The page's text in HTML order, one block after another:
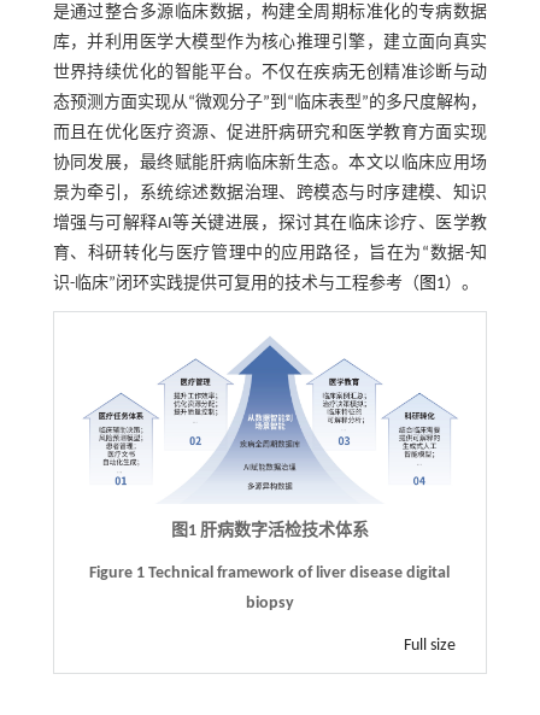
是通过整合多源临床数据，构建全周期标准化的专病数据
库，并利用医学大模型作为核心推理引擎，建立面向真实
世界持续优化的智能平台。不仅在疾病无创精准诊断与动
态预测方面实现从“微观分子”到“临床表型”的多尺度解构，
而且在优化医疗资源、促进肝病研究和医学教育方面实现
协同发展，最终赋能肝病临床新生态。本文以临床应用场
景为牵引，系统综述数据治理、跨模态与时序建模、知识
增强与可解释AI等关键进展，探讨其在临床诊疗、医学教
育、科研转化与医疗管理中的应用路径，旨在为“数据-知
识-临床”闭环实践提供可复用的技术与工程参考（ 图1）。
图1 肝病数字活检技术体系
Figure 1 Technical framework of liver disease digital
biopsy
Full size